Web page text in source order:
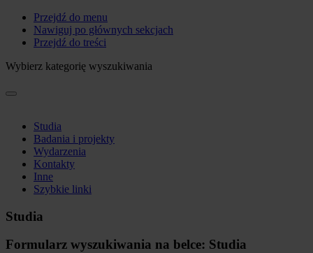
Przejdź do menu
Nawiguj po głównych sekcjach
Przejdź do treści
Wybierz kategorię wyszukiwania
Studia
Badania i projekty
Wydarzenia
Kontakty
Inne
Szybkie linki
Studia
Formularz wyszukiwania na belce: Studia